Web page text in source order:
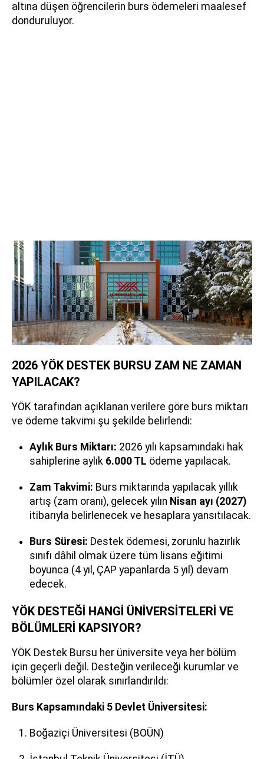
altına düşen öğrencilerin burs ödemeleri maalesef
donduruluyor.
2026 YÖK DESTEK BURSU ZAM NE ZAMAN
YAPILACAK?
YÖK tarafından açıklanan verilere göre burs miktarı
ve ödeme takvimi şu şekilde belirlendi:
Aylık Burs Miktarı: 2026 yılı kapsamındaki hak
sahiplerine aylık 6.000 TL ödeme yapılacak.
Zam Takvimi: Burs miktarında yapılacak yıllık
artış (zam oranı), gelecek yılın Nisan ayı (2027)
itibarıyla belirlenecek ve hesaplara yansıtılacak.
Burs Süresi: Destek ödemesi, zorunlu hazırlık
sınıfı dâhil olmak üzere tüm lisans eğitimi
boyunca (4 yıl, ÇAP yapanlarda 5 yıl) devam
edecek.
YÖK DESTEĞİ HANGİ ÜNİVERSİTELERİ VE
BÖLÜMLERİ KAPSIYOR?
YÖK Destek Bursu her üniversite veya her bölüm
için geçerli değil. Desteğin verileceği kurumlar ve
bölümler özel olarak sınırlandırıldı:
Burs Kapsamındaki 5 Devlet Üniversitesi:
Boğaziçi Üniversitesi (BOÜN)